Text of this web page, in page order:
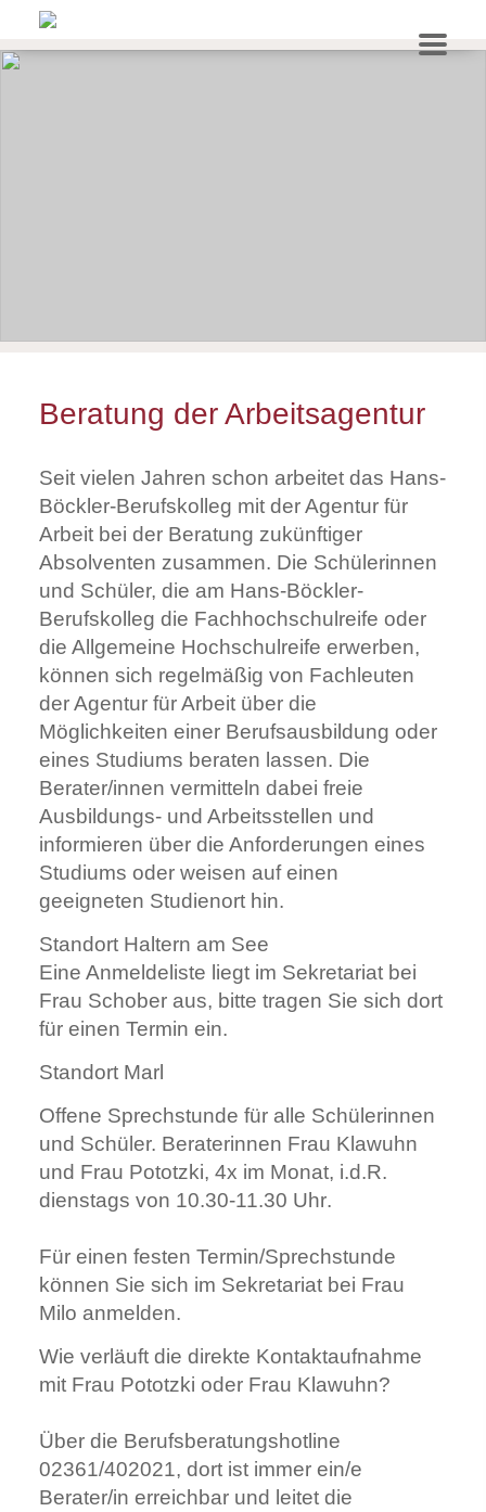
Beratung der Arbeitsagentur
Seit vielen Jahren schon arbeitet das Hans-
Böckler-Berufskolleg mit der Agentur für
Arbeit bei der Beratung zukünftiger
Absolventen zusammen. Die Schülerinnen
und Schüler, die am Hans-Böckler-
Berufskolleg die Fachhochschulreife oder
die Allgemeine Hochschulreife erwerben,
können sich regelmäßig von Fachleuten
der Agentur für Arbeit über die
Möglichkeiten einer Berufsausbildung oder
eines Studiums beraten lassen. Die
Berater/innen vermitteln dabei freie
Ausbildungs- und Arbeitsstellen und
informieren über die Anforderungen eines
Studiums oder weisen auf einen
geeigneten Studienort hin.
Standort Haltern am See
Eine Anmeldeliste liegt im Sekretariat bei
Frau Schober aus, bitte tragen Sie sich dort
für einen Termin ein.
Standort Marl
Offene Sprechstunde für alle Schülerinnen
und Schüler. Beraterinnen Frau Klawuhn
und Frau Pototzki, 4x im Monat, i.d.R.
dienstags von 10.30-11.30 Uhr.
Für einen festen Termin/Sprechstunde
können Sie sich im Sekretariat bei Frau
Milo anmelden.
Wie verläuft die direkte Kontaktaufnahme
mit Frau Pototzki oder Frau Klawuhn?
Über die Berufsberatungshotline
02361/402021, dort ist immer ein/e
Berater/in erreichbar und leitet die